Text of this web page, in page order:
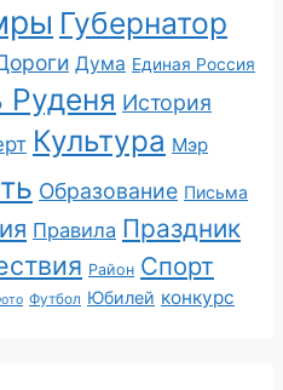
Губернатор
Дума Единая Россия
Руденя История
Культура Мэр
Образование Письма
Правила Праздник
Район Спорт
Футбол Юбилей конкурс